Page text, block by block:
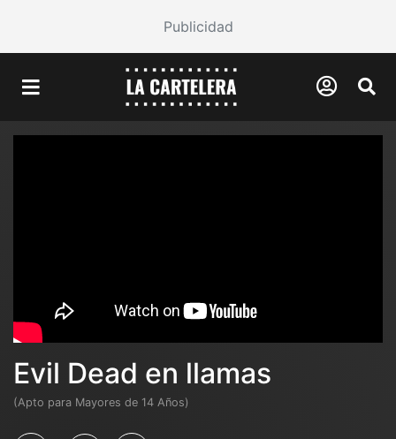
Publicidad
Evil Dead en llamas
(Apto para Mayores de 14 Años)